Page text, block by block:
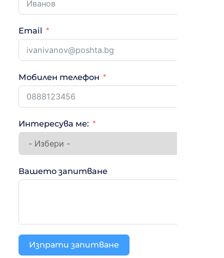
Email
Мобилен телефон
Интересува ме:
Вашето запитване
Изпрати запитване